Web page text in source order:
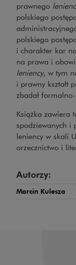
prawnego
polskiego
polskiego
i charakter kar
na prawa i
leniency, w tym
i prawny kształt
zbadał
Książka zawiera
spodziewanych i
leniency w skali
orzecznictwo i
Autorzy:
Marcin Kulesza